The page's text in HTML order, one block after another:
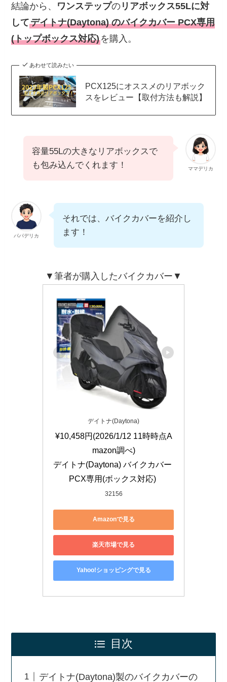
結論から、 ワンステップの リアボックス55Lに対
してデイトナ(Daytona) のバイクカバー PCX専用
(トップボックス対応)を購入。
あわせて読みたい
PCX125にオススメのリアボック
スをレビュー【取付方法も解説】
ママデリカ
容量55Lの大きなリアボックスで
も包み込んでくれます！
パパデリカ
それでは、バイクカバーを紹介し
ます！
▼筆者が購入したバイクカバー▼
デイトナ(Daytona)
¥10,458円(2026/1/12 11時時点A
mazon調べ)
デイトナ(Daytona) バイクカバー
PCX専用(ボックス対応)
32156
Amazonで見る
楽天市場で見る
Yahoo!ショッピングで見る
目次
デイトナ(Daytona)製のバイクカバーの